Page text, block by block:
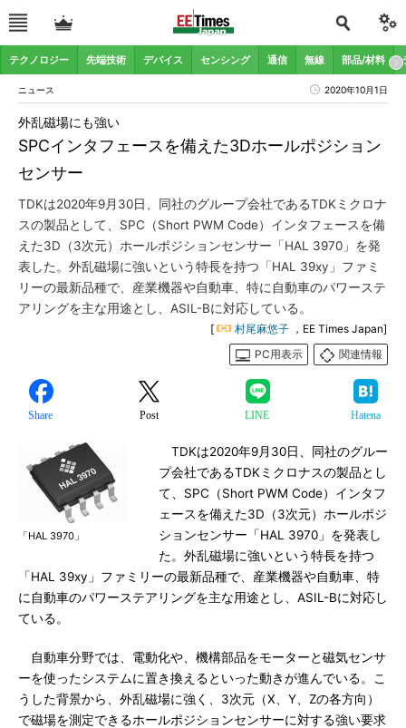
テクノロジー 先端技術 デバイス センシング 通信 無線 部品/材料
ニュース 2020年10月1日
SPCインタフェースを備えた3Dホールポジション
センサー
外乱磁場にも強い
TDKは2020年9月30日、同社のグループ会社であるTDKミクロナ
スの製品として、SPC（Short PWM Code）インタフェースを備
えた3D（3次元）ホールポジションセンサー「HAL 3970」を発
表した。外乱磁場に強いという特長を持つ「HAL 39xy」ファミ
リーの最新品種で、産業機器や自動車、特に自動車のパワーステ
アリングを主な用途とし、ASIL-Bに対応している。
[ 村尾麻悠子 ，EE Times Japan]
PC用表示
関連情報
Share Post LINE Hatena
「HAL 3970」
TDKは2020年9月30日、同社のグルー
プ会社であるTDKミクロナスの製品とし
て、SPC（Short PWM Code）インタフ
ェースを備えた3D（3次元）ホールポジ
ションセンサー「HAL 3970」を発表し
た。外乱磁場に強いという特長を持つ
「HAL 39xy」ファミリーの最新品種で、産業機器や自動車、特
に自動車のパワーステアリングを主な用途とし、ASIL-Bに対応し
ている。
自動車分野では、電動化や、機構部品をモーターと磁気センサ
ーを使ったシステムに置き換えるといった動きが進んでいる。こ
うした背景から、外乱磁場に強く、3次元（X、Y、Zの各方向）
で磁場を測定できるホールポジションセンサーに対する強い要求